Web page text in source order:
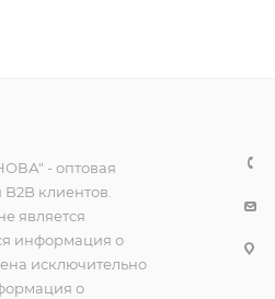
- оптовая
клиентов.
является
информация о
исключительно
о